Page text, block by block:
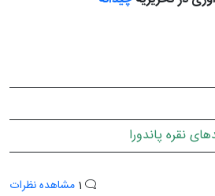
نقره پاندورا
مشاهده نظرات